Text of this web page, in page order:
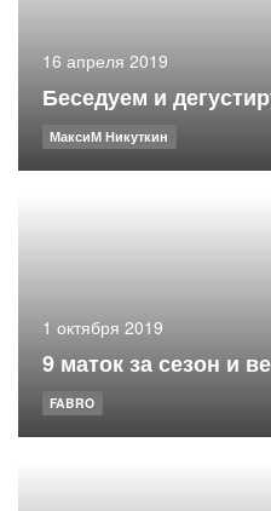
16 апреля 2019
Беседуем и
МаксиМ Никуткин
1 октября 2019
9 маток за сезон и
FABRO